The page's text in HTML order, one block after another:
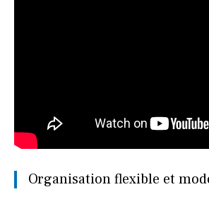
Organisation flexible et